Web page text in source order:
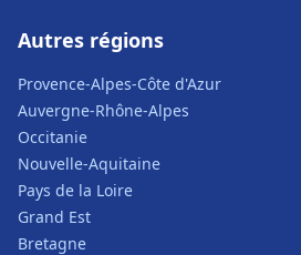
Autres régions
Provence-Alpes-Côte d'Azur
Auvergne-Rhône-Alpes
Occitanie
Nouvelle-Aquitaine
Pays de la Loire
Grand Est
Bretagne